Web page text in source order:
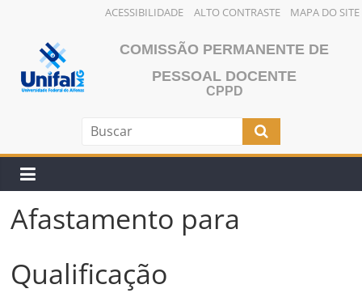
ACESSIBILIDADE ALTO CONTRASTE MAPA DO SITE
conteúdo
COMISSÃO PERMANENTE DE
PESSOAL DOCENTE
CPPD
Afastamento para
Qualificação